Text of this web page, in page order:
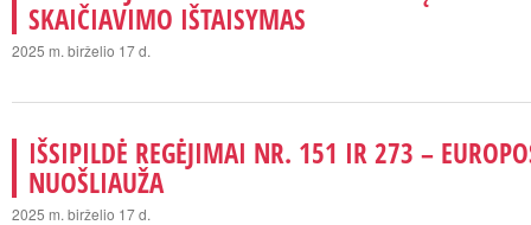
SKAIČIAVIMO IŠTAISYMAS
2025 m. birželio 17 d.
IŠSIPILDĖ REGĖJIMAI NR. 151 IR 273 –
NUOŠLIAUŽA
2025 m. birželio 17 d.